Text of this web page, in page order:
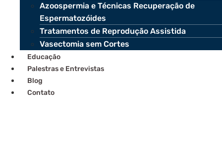
Azoospermia e Técnicas Recuperação de
Espermatozóides
Tratamentos de Reprodução Assistida
Vasectomia sem Cortes
Educação
Palestras e Entrevistas
Blog
Contato